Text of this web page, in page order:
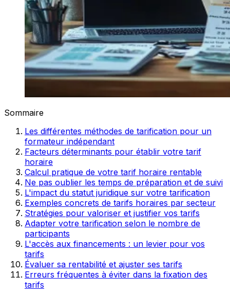
Sommaire
Les différentes méthodes de tarification pour un
formateur indépendant
Facteurs déterminants pour établir votre tarif
horaire
Calcul pratique de votre tarif horaire rentable
Ne pas oublier les temps de préparation et de suivi
L'impact du statut juridique sur votre tarification
Exemples concrets de tarifs horaires par secteur
Stratégies pour valoriser et justifier vos tarifs
Adapter votre tarification selon le nombre de
participants
L'accès aux financements : un levier pour vos
tarifs
Évaluer sa rentabilité et ajuster ses tarifs
Erreurs fréquentes à éviter dans la fixation des
tarifs